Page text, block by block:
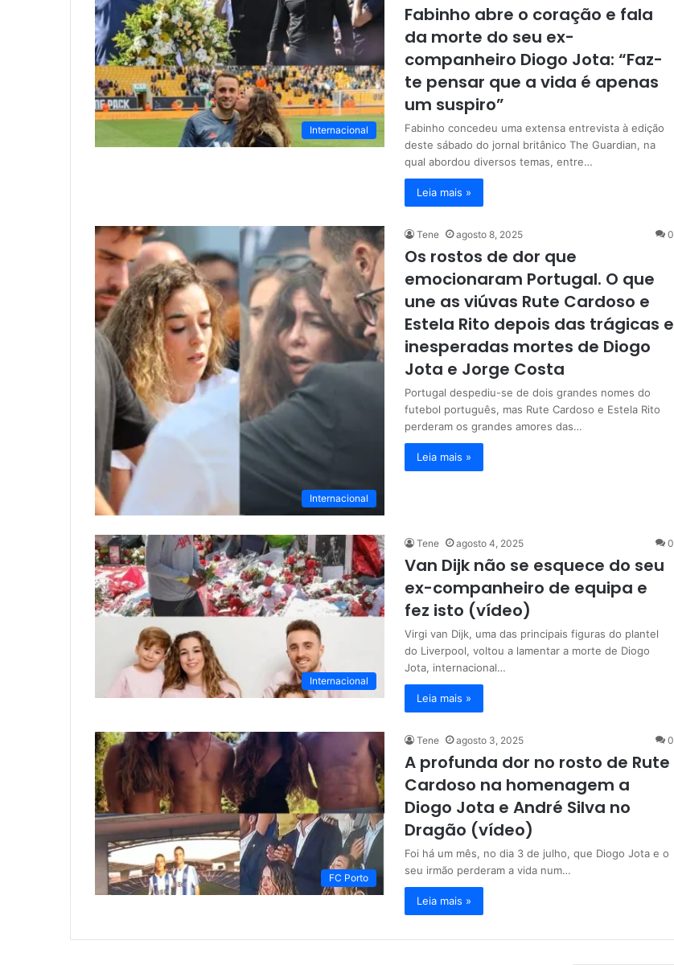
Internacional
Fabinho abre o coração e fala
da morte do seu ex-
companheiro Diogo Jota: “Faz-
te pensar que a vida é apenas
um suspiro”
Fabinho concedeu uma extensa entrevista à edição
deste sábado do jornal britânico The Guardian, na
qual abordou diversos temas, entre…
Leia mais »
Internacional
Tene agosto 8, 2025 0
Os rostos de dor que
emocionaram Portugal. O que
une as viúvas Rute Cardoso e
Estela Rito depois das trágicas e
inesperadas mortes de Diogo
Jota e Jorge Costa
Portugal despediu-se de dois grandes nomes do
futebol português, mas Rute Cardoso e Estela Rito
perderam os grandes amores das…
Leia mais »
Internacional
Tene agosto 4, 2025 0
Van Dijk não se esquece do seu
ex-companheiro de equipa e
fez isto (vídeo)
Virgi van Dijk, uma das principais figuras do plantel
do Liverpool, voltou a lamentar a morte de Diogo
Jota, internacional…
Leia mais »
FC Porto
Tene agosto 3, 2025 0
A profunda dor no rosto de Rute
Cardoso na homenagem a
Diogo Jota e André Silva no
Dragão (vídeo)
Foi há um mês, no dia 3 de julho, que Diogo Jota e o
seu irmão perderam a vida num…
Leia mais »